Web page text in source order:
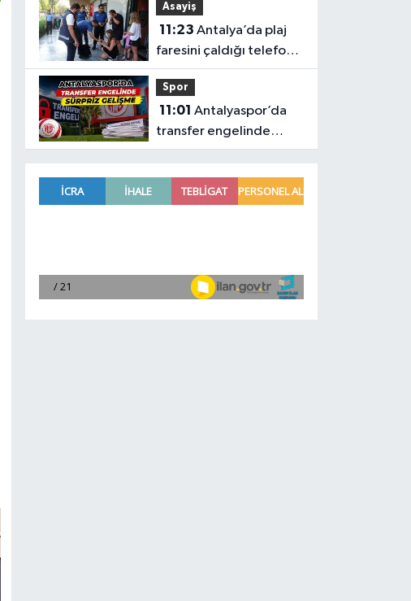
çözüm arıyor
Asayiş
11:23
faresini çaldığı telefon
ele verdi
Spor
11:01
transfer engelinde
sürpriz gelişme